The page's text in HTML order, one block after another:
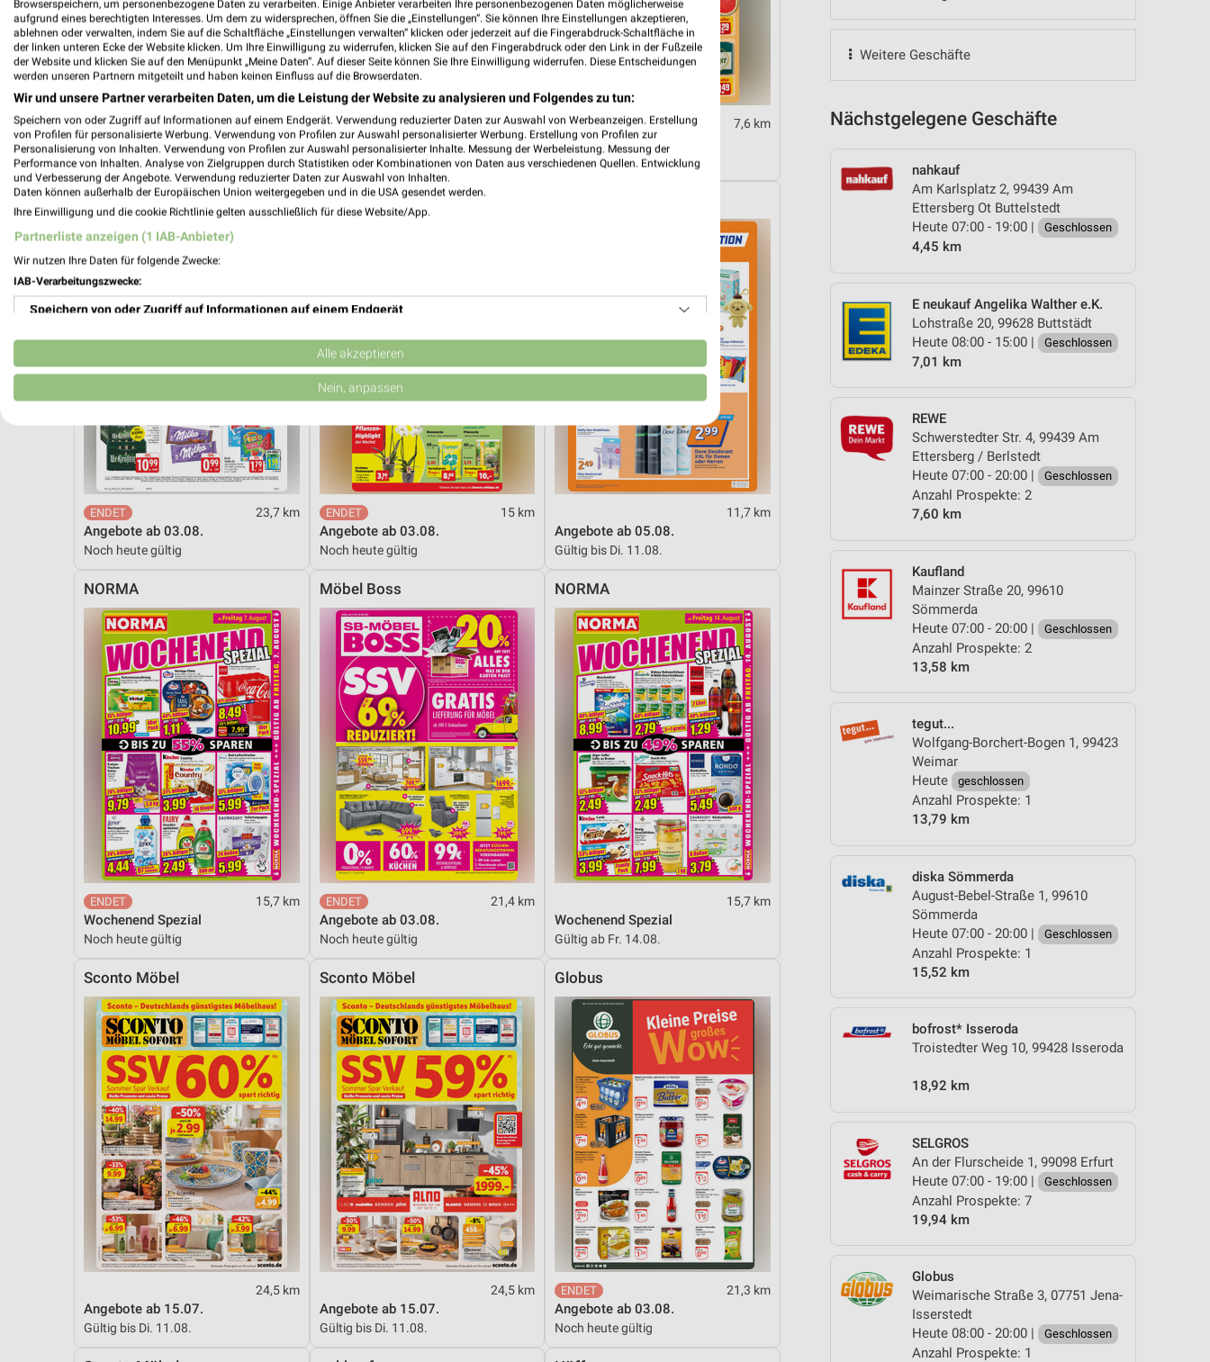
Weitere Geschäfte
Nächstgelegene Geschäfte
nahkauf
Am Karlsplatz 2, 99439 Am
Ettersberg Ot Buttelstedt
Heute 07:00 - 19:00 |
Geschlossen
4,45 km
E neukauf Angelika Walther e.K.
Lohstraße 20, 99628 Buttstädt
Heute 08:00 - 15:00 |
Geschlossen
7,01 km
REWE
Schwerstedter Str. 4, 99439 Am
Ettersberg / Berlstedt
Heute 07:00 - 20:00 |
Geschlossen
Anzahl Prospekte: 2
7,60 km
Kaufland
Mainzer Straße 20, 99610
Sömmerda
Heute 07:00 - 20:00 |
Geschlossen
Anzahl Prospekte: 2
13,58 km
tegut...
Wolfgang-Borchert-Bogen 1, 99423
Weimar
Heute
geschlossen
Anzahl Prospekte: 1
13,79 km
diska Sömmerda
August-Bebel-Straße 1, 99610
Sömmerda
Heute 07:00 - 20:00 |
Geschlossen
Anzahl Prospekte: 1
15,52 km
bofrost* Isseroda
Troistedter Weg 10, 99428 Isseroda
18,92 km
SELGROS
An der Flurscheide 1, 99098 Erfurt
Heute 07:00 - 19:00 |
Geschlossen
Anzahl Prospekte: 7
19,94 km
Globus
Weimarische Straße 3, 07751 Jena-
Isserstedt
Heute 08:00 - 20:00 |
Geschlossen
Anzahl Prospekte: 1
9,9 km
Angebote ab 03.08.
Noch heute gültig
13,6 km
Angebote ab 06.08.
Gültig bis Mi. 12.08.
7,6 km
Angebote ab 03.08.
Noch heute gültig
EDEKA
23,7 km
Angebote ab 03.08.
Noch heute gültig
Thomas Philipps
15 km
Angebote ab 03.08.
Noch heute gültig
11,7 km
Angebote ab 05.08.
Gültig bis Di. 11.08.
NORMA
15,7 km
Wochenend Spezial
Noch heute gültig
Möbel Boss
21,4 km
Angebote ab 03.08.
Noch heute gültig
NORMA
15,7 km
Wochenend Spezial
Gültig ab Fr. 14.08.
Sconto Möbel
24,5 km
Angebote ab 15.07.
Gültig bis Di. 11.08.
Sconto Möbel
24,5 km
Angebote ab 15.07.
Gültig bis Di. 11.08.
Globus
21,3 km
Angebote ab 03.08.
Noch heute gültig
Browserspeichern, um personenbezogene Daten zu verarbeiten. Einige Anbieter verarbeiten Ihre personenbezogenen Daten möglicherweise
aufgrund eines berechtigten Interesses. Um dem zu widersprechen, öffnen Sie die „Einstellungen“. Sie können Ihre Einstellungen akzeptieren,
ablehnen oder verwalten, indem Sie auf die Schaltfläche „Einstellungen verwalten“ klicken oder jederzeit auf die Fingerabdruck-Schaltfläche in
der linken unteren Ecke der Website klicken. Um Ihre Einwilligung zu widerrufen, klicken Sie auf den Fingerabdruck oder den Link in der Fußzeile
der Website und klicken Sie auf den Menüpunkt „Meine Daten“. Auf dieser Seite können Sie Ihre Einwilligung widerrufen. Diese Entscheidungen
werden unseren Partnern mitgeteilt und haben keinen Einfluss auf die Browserdaten.
Wir und unsere Partner verarbeiten Daten, um die Leistung der Website zu analysieren und Folgendes zu tun:
Speichern von oder Zugriff auf Informationen auf einem Endgerät. Verwendung reduzierter Daten zur Auswahl von Werbeanzeigen. Erstellung
von Profilen für personalisierte Werbung. Verwendung von Profilen zur Auswahl personalisierter Werbung. Erstellung von Profilen zur
Personalisierung von Inhalten. Verwendung von Profilen zur Auswahl personalisierter Inhalte. Messung der Werbeleistung. Messung der
Performance von Inhalten. Analyse von Zielgruppen durch Statistiken oder Kombinationen von Daten aus verschiedenen Quellen. Entwicklung
und Verbesserung der Angebote. Verwendung reduzierter Daten zur Auswahl von Inhalten.
Daten können außerhalb der Europäischen Union weitergegeben und in die USA gesendet werden.
Ihre Einwilligung und die cookie Richtlinie gelten ausschließlich für diese Website/App.
Partnerliste anzeigen (1 IAB-Anbieter)
Wir nutzen Ihre Daten für folgende Zwecke:
IAB-Verarbeitungszwecke:
Speichern von oder Zugriff auf Informationen auf einem Endgerät
Verwendung reduzierter Daten zur Auswahl von Werbeanzeigen
Erstellung von Profilen für personalisierte Werbung
Erstellung von Profilen zur Personalisierung von Inhalten
Verwendung von Profilen zur Auswahl personalisierter Inhalte
Messung der Werbeleistung
Analyse von Zielgruppen durch Statistiken oder Kombinationen von Daten aus verschiedenen
Entwicklung und Verbesserung der Angebote
Verwendung reduzierter Daten zur Auswahl von Inhalten
IAB-Besonderheiten:
Verwendung genauer Standortdaten
Geräte anhand von aktiv angeforderten Informationen identifizieren
Nicht-IAB-Verarbeitungszwecke:
Performance
Funktional
Alle akzeptieren
Nein, anpassen